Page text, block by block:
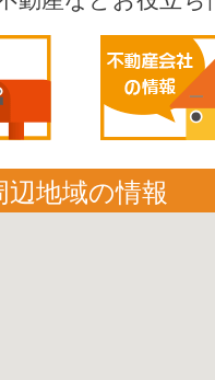
辺地域の情報